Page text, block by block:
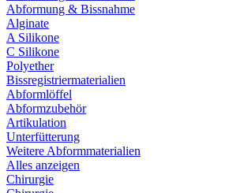
Abformung & Bissnahme
Alginate
A Silikone
C Silikone
Polyether
Bissregistriermaterialien
Abformlöffel
Abformzubehör
Artikulation
Unterfütterung
Weitere Abformmaterialien
Alles anzeigen
Chirurgie